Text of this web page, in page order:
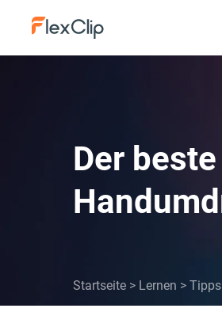
Der
Startseite > Lernen >